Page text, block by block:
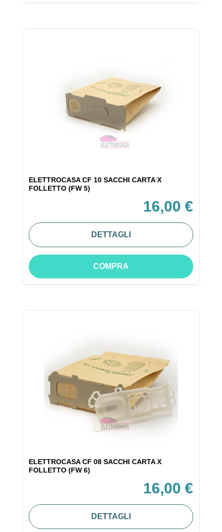
ELETTROCASA CF 10 SACCHI CARTA X
FOLLETTO (FW 5)
16,00 €
DETTAGLI
COMPRA
ELETTROCASA CF 08 SACCHI CARTA X
FOLLETTO (FW 6)
16,00 €
DETTAGLI